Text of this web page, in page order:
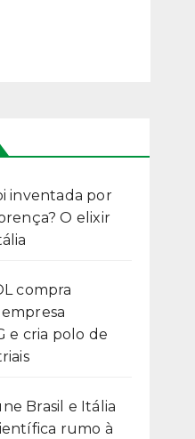
inventada por
O elixir
compra
e cria polo de
Brasil e Itália
rumo à